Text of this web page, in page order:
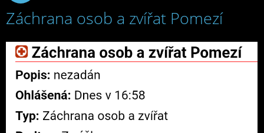
2025
Záchrana osob a zvířat Pomezí